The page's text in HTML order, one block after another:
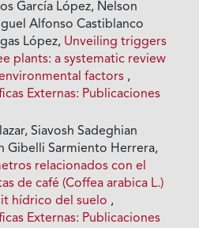
García López, Nelson
Alfonso Castiblanco
López, Unveiling triggers
plants: a systematic review
factors ,
Externas: Publicaciones
Siavosh Sadeghian
Gibelli Sarmiento Herrera,
relacionados con el
de café (Coffea arabica L.)
hídrico del suelo ,
Externas: Publicaciones